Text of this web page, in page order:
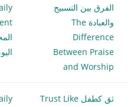
الفرق بين التسبيح
والعبادة The
Difference
Between Praise
and Worship
ثق كطفل Trust Like